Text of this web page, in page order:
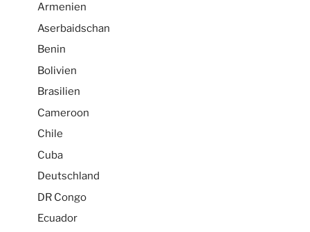
Armenien
Aserbaidschan
Benin
Bolivien
Brasilien
Cameroon
Chile
Cuba
Deutschland
DR Congo
Ecuador